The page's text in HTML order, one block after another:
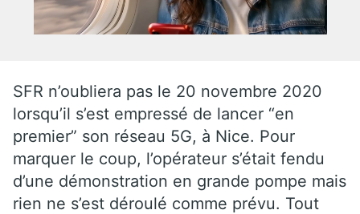
SFR n’oubliera pas le 20 novembre 2020
lorsqu’il s’est empressé de lancer “en
premier” son réseau 5G, à Nice. Pour
marquer le coup, l’opérateur s’était fendu
d’une démonstration en grande pompe mais
rien ne s’est déroulé comme prévu. Tout